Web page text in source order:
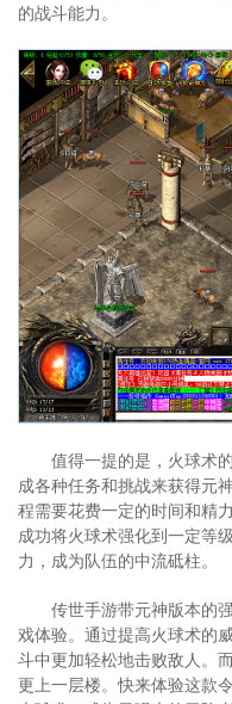
的战斗能力。
值得一提的是，火球术
成各种任务和挑战来获得元
程需要花费一定的时间和精
成功将火球术强化到一定等
力，成为队伍的中流砥柱。
传世手游带元神版本的
戏体验。通过提高火球术的
斗中更加轻松地击败敌人。
更上一层楼。快来体验这款